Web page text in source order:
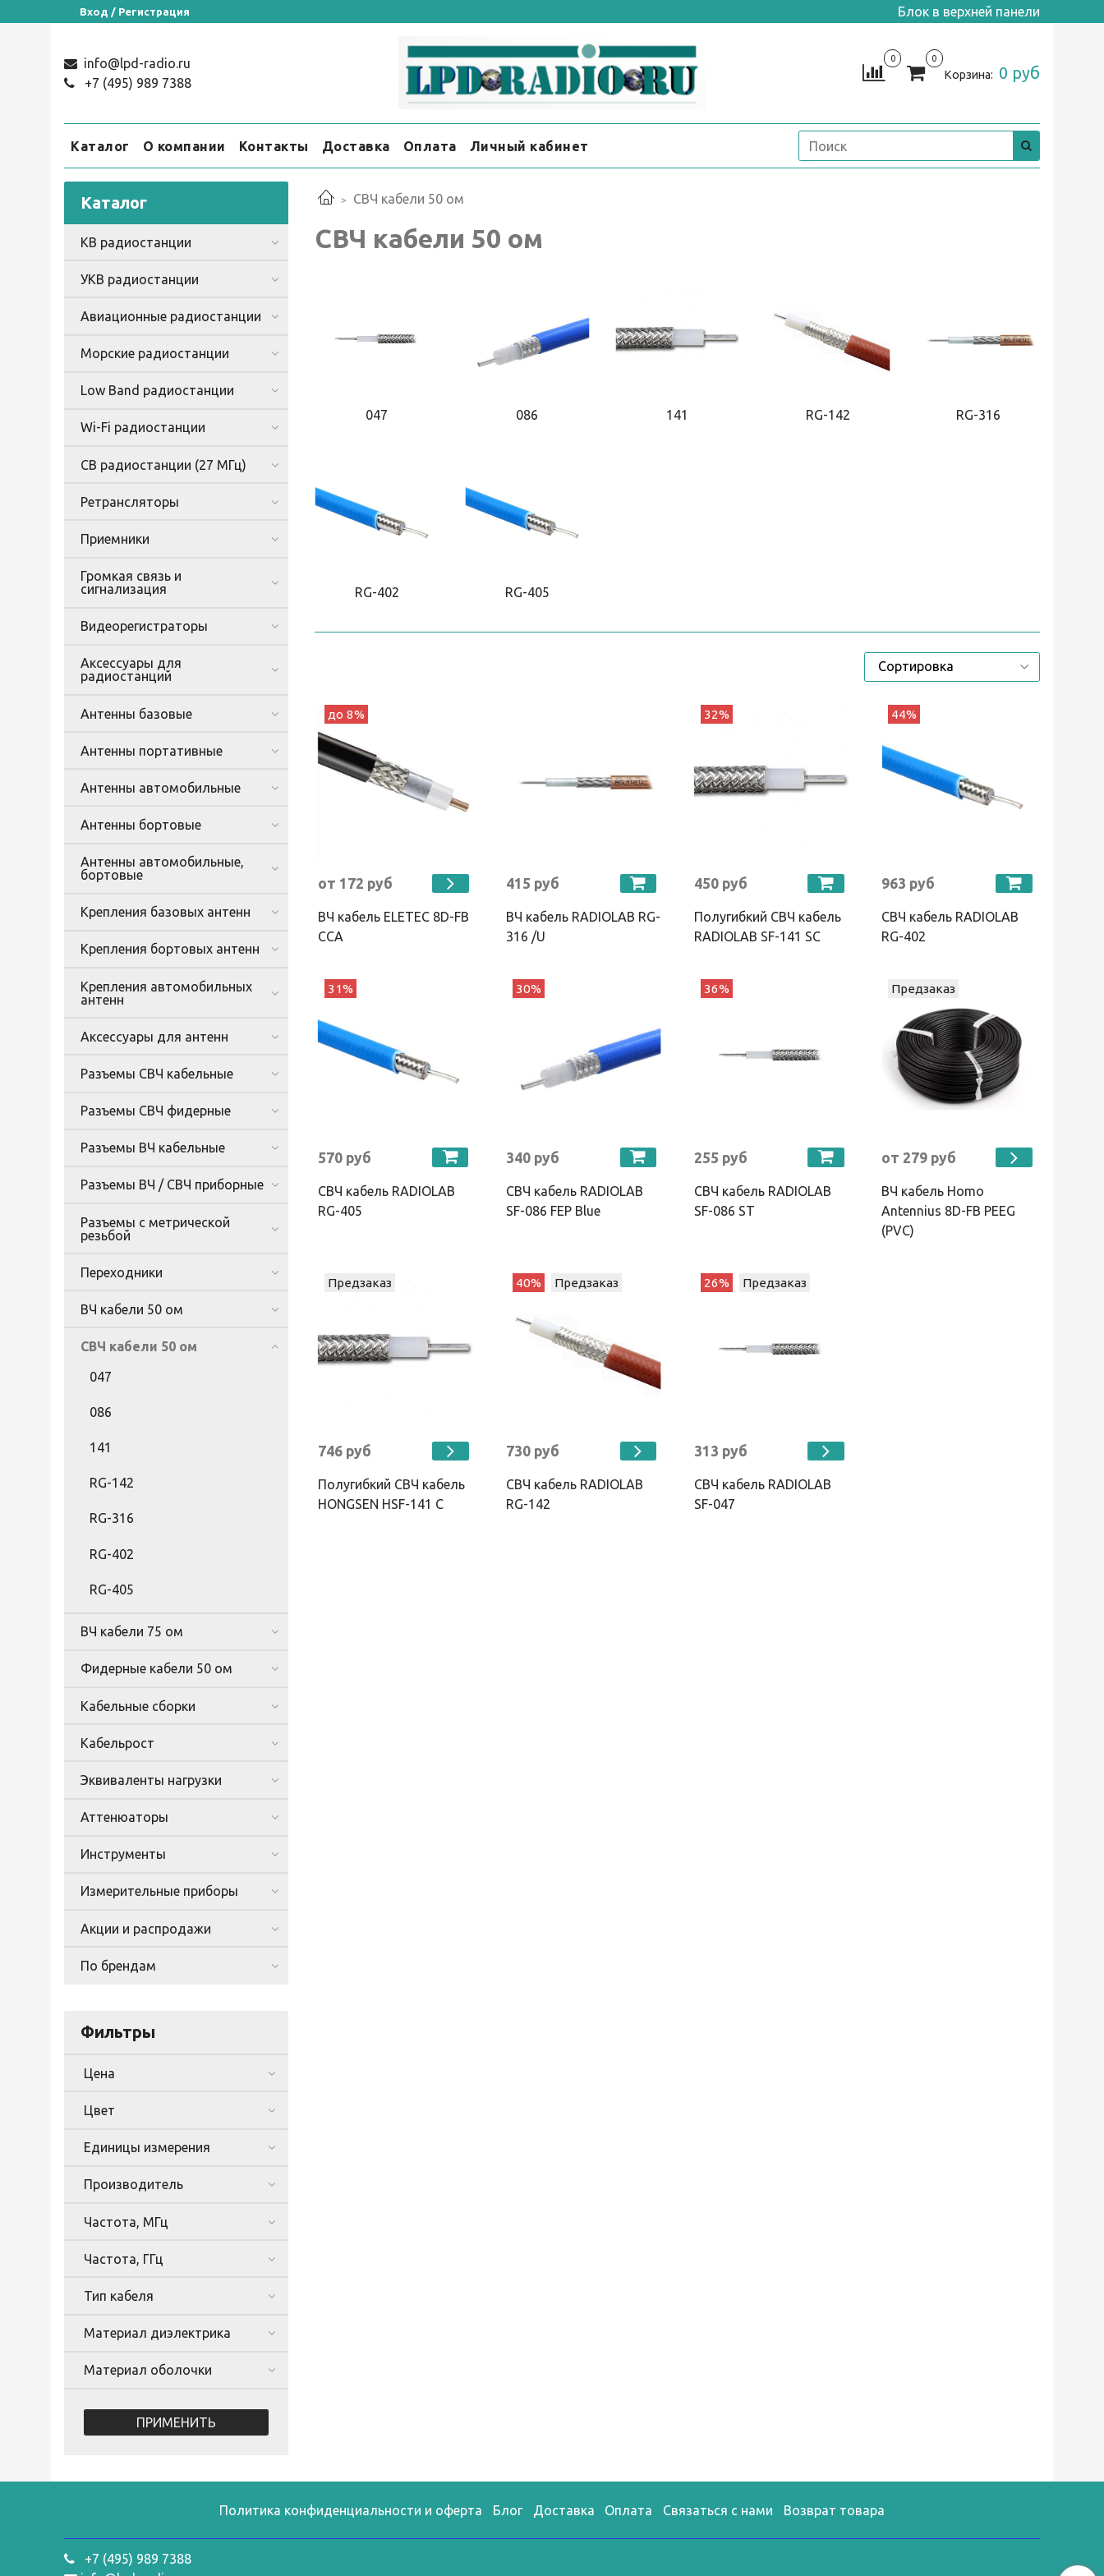
Вход / Регистрация Блок в верхней панели
info@lpd-radio.ru
+7 (495) 989 7388
0 0
Корзина: 0 руб
Каталог О компании Контакты Доставка Оплата Личный кабинет
СВЧ кабели 50 ом
СВЧ кабели 50 ом
047 086 141 RG-142 RG-316
RG-402 RG-405
до 8%
от 172 руб
ВЧ кабель ELETEC 8D-FB
CCA
415 руб
ВЧ кабель RADIOLAB RG-
316 /U
32%
450 руб
Полугибкий СВЧ кабель
RADIOLAB SF-141 SC
44%
963 руб
СВЧ кабель RADIOLAB
RG-402
31%
570 руб
СВЧ кабель RADIOLAB
RG-405
30%
340 руб
СВЧ кабель RADIOLAB
SF-086 FEP Blue
36%
255 руб
СВЧ кабель RADIOLAB
SF-086 ST
Предзаказ
от 279 руб
ВЧ кабель Homo
Antennius 8D-FB PEEG
(PVC)
Предзаказ
746 руб
Полугибкий СВЧ кабель
HONGSEN HSF-141 C
40% Предзаказ
730 руб
СВЧ кабель RADIOLAB
RG-142
26% Предзаказ
313 руб
СВЧ кабель RADIOLAB
SF-047
Каталог
КВ радиостанции
УКВ радиостанции
Авиационные радиостанции
Морские радиостанции
Low Band радиостанции
Wi-Fi радиостанции
CB радиостанции (27 МГц)
Ретрансляторы
Приемники
Громкая связь и
сигнализация
Видеорегистраторы
Аксессуары для
радиостанций
Антенны базовые
Антенны портативные
Антенны автомобильные
Антенны бортовые
Антенны автомобильные,
бортовые
Крепления базовых антенн
Крепления бортовых антенн
Крепления автомобильных
антенн
Аксессуары для антенн
Разъемы СВЧ кабельные
Разъемы СВЧ фидерные
Разъемы ВЧ кабельные
Разъемы ВЧ / СВЧ приборные
Разъемы с метрической
резьбой
Переходники
ВЧ кабели 50 ом
СВЧ кабели 50 ом
047
086
141
RG-142
RG-316
RG-402
RG-405
ВЧ кабели 75 ом
Фидерные кабели 50 ом
Кабельные сборки
Кабельрост
Эквиваленты нагрузки
Аттенюаторы
Инструменты
Измерительные приборы
Акции и распродажи
По брендам
Фильтры
Цена
Цвет
Единицы измерения
Производитель
Частота, МГц
Частота, ГГц
Тип кабеля
Материал диэлектрика
Материал оболочки
ПРИМЕНИТЬ
Политика конфиденциальности и оферта Блог Доставка Оплата Связаться с нами Возврат товара
+7 (495) 989 7388